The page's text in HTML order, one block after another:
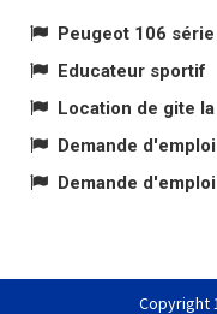
Peugeot 106
Educateur sportif
Location de gite
Demande d'emploi
Demande d'emploi
Copyright